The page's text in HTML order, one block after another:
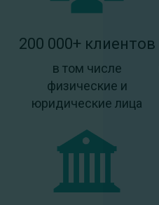
200 000+ клиентов
в том числе
физические и
юридические лица